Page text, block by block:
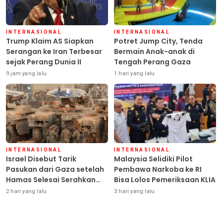
INTERNASIONAL
Trump Klaim AS Siapkan
Serangan ke Iran Terbesar
sejak Perang Dunia II
9 jam yang lalu
INTERNASIONAL
Potret Jump City, Tenda
Bermain Anak-anak di
Tengah Perang Gaza
1 hari yang lalu
INTERNASIONAL
Israel Disebut Tarik
Pasukan dari Gaza setelah
Hamas Selesai Serahkan
Senjata
2 hari yang lalu
INTERNASIONAL
Malaysia Selidiki Pilot
Pembawa Narkoba ke RI
Bisa Lolos Pemeriksaan KLIA
3 hari yang lalu